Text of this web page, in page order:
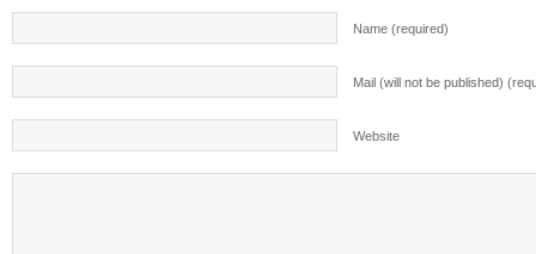
Name (required)
Mail (will not be published)
Website